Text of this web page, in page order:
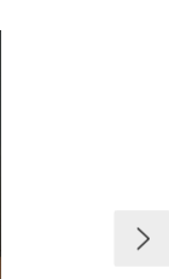
išplaukusios į
kuri dabar
žmonėms
priešais.
gatvėse...